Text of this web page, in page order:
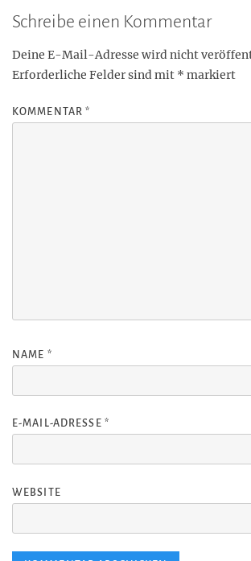
Schreibe einen Kommentar
Deine E-Mail-Adresse wird nicht
Erforderliche Felder sind mit * markiert
KOMMENTAR*
NAME *
E-MAIL-ADRESSE *
WEBSITE